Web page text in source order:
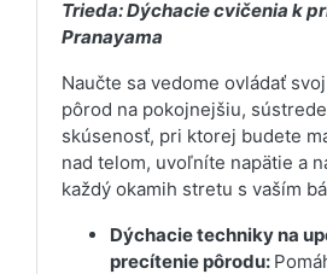
Trieda: Dýchacie cvičenia k
Pranayama
Naučte sa vedome ovládať
pôrod na pokojnejšiu,
skúsenosť, pri ktorej budete
nad telom, uvoľníte napätie a
každý okamih stretu s vaším
Dýchacie techniky na
precítenie pôrodu: